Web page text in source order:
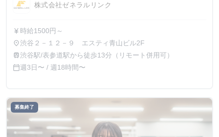
株式会社ゼネラルリンク
currency_yen 時給1500円～
place渋谷２－１２－９ エスティ青山ビル2F
train渋谷駅/表参道駅から徒歩13分（リモート併用可）
calendar_today週3日〜 / 週18時間〜
募集終了